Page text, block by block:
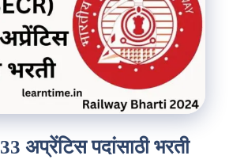
अप्रेंटिस पदांसाठी भरती